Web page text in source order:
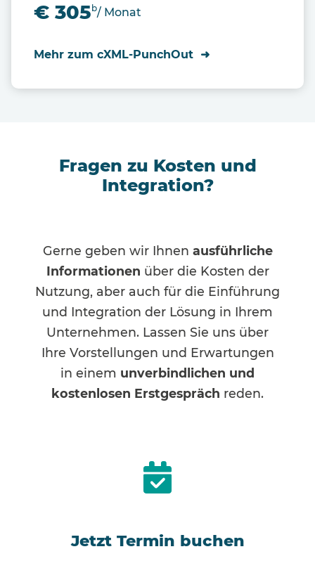
€ 305 b/ Monat
Mehr zum cXML-PunchOut
Fragen zu Kosten und
Integration?
Gerne geben wir Ihnen ausführliche
Informationen über die Kosten der
Nutzung, aber auch für die Einführung
und Integration der Lösung in Ihrem
Unternehmen. Lassen Sie uns über
Ihre Vorstellungen und Erwartungen
in einem unverbindlichen und
kostenlosen Erstgespräch reden.
Jetzt Termin buchen